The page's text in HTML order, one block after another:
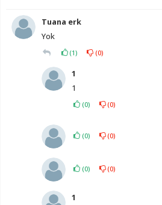
Tuana erk
Yok
(1) (0)
1
1
(0) (0)
(0) (0)
(0) (0)
1